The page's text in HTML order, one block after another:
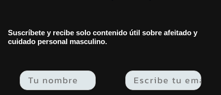
Suscríbete y recibe solo contenido útil sobre afeitado y
cuidado personal masculino.
Email